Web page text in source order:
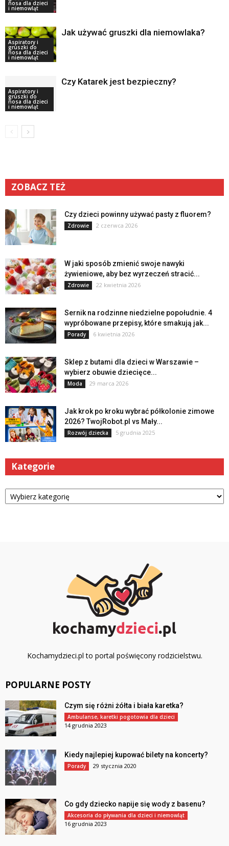
nosa dla dzieci
i niemowląt
Aspiratory i
gruszki do
nosa dla dzieci
i niemowląt
Jak używać gruszki dla niemowlaka?
Aspiratory i
gruszki do
nosa dla dzieci
i niemowląt
Czy Katarek jest bezpieczny?
ZOBACZ TEŻ
Czy dzieci powinny używać pasty z fluorem?
Zdrowie 2 czerwca 2026
W jaki sposób zmienić swoje nawyki
żywieniowe, aby bez wyrzeczeń stracić...
Zdrowie 22 kwietnia 2026
Sernik na rodzinne niedzielne popołudnie. 4
wypróbowane przepisy, które smakują jak...
Porady 6 kwietnia 2026
Sklep z butami dla dzieci w Warszawie –
wybierz obuwie dziecięce...
Moda 29 marca 2026
Jak krok po kroku wybrać półkolonie zimowe
2026? TwojRobot.pl vs Mały...
Rozwój dziecka 5 grudnia 2025
Kategorie
Kategorie
Kochamydzieci.pl to portal poświęcony rodzicielstwu.
POPULARNE POSTY
Czym się różni żółta i biała karetka?
Ambulanse, karetki pogotowia dla dzieci
14 grudnia 2023
Kiedy najlepiej kupować bilety na koncerty?
Porady 29 stycznia 2020
Co gdy dziecko napije się wody z basenu?
Akcesoria do pływania dla dzieci i niemowląt
16 grudnia 2023